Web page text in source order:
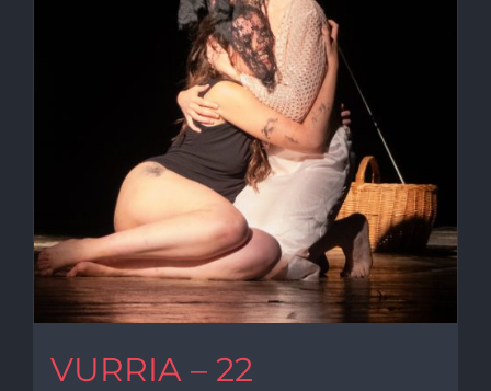
VURRIA – 22